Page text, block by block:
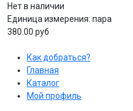
Нет в наличии
Единица измерения: пара
380.00 руб
Как добраться?
Главная
Каталог
Мой профиль